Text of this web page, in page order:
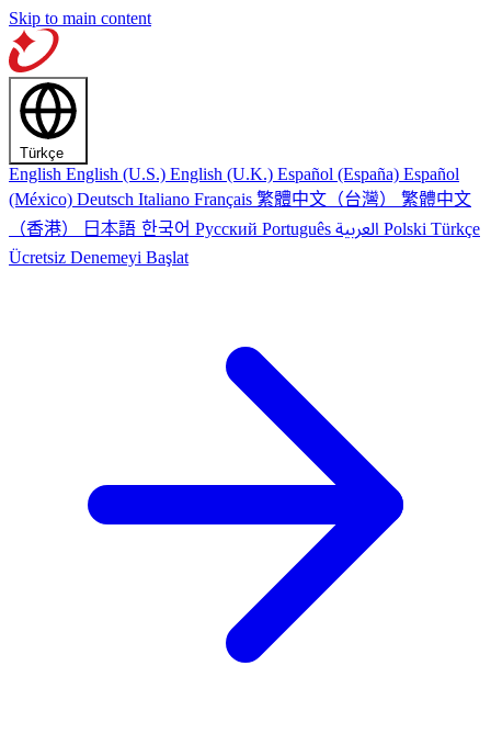
Skip to main content
Türkçe
English English (U.S.) English (U.K.) Español (España) Español
(México) Deutsch Italiano Français 繁體中文（台灣） 繁體中文
（香港） 日本語한국어 Русский Português Polski Türkçe
Ücretsiz Denemeyi Başlat